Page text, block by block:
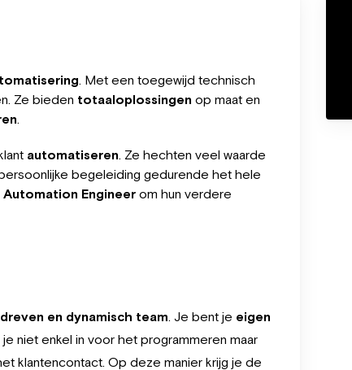
. Met een toegewijd technisch
Ze bieden totaaloplossingen op maat en
.
automatiseren. Ze hechten veel waarde
begeleiding gedurende het hele
Automation Engineer om hun verdere
en dynamisch team. Je bent je eigen
niet enkel in voor het programmeren maar
klantencontact. Op deze manier krijg je de